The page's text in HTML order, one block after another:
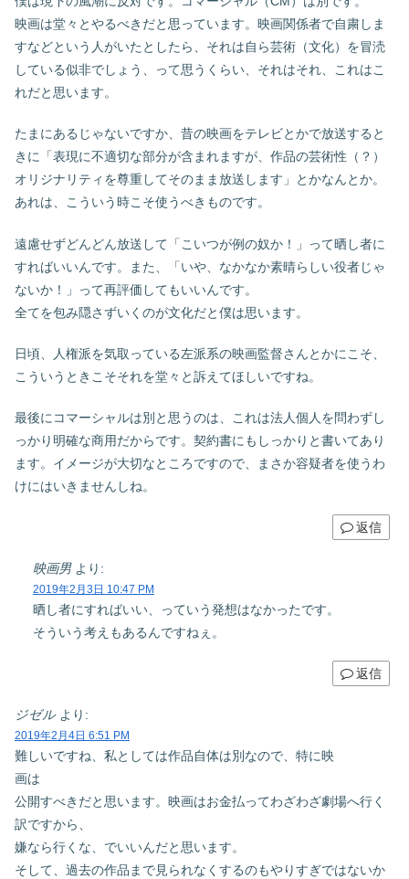
映画は堂々とやるべきだと思っています。映画関係者で自粛しま
すなどという人がいたとしたら、それは自ら芸術（文化）を冒涜
している似非でしょう、って思うくらい、それはそれ、これはこ
れだと思います。
たまにあるじゃないですか、昔の映画をテレビとかで放送すると
きに「表現に不適切な部分が含まれますが、作品の芸術性（？）
オリジナリティを尊重してそのまま放送します」とかなんとか。
あれは、こういう時こそ使うべきものです。
遠慮せずどんどん放送して「こいつが例の奴か！」って晒し者に
すればいいんです。また、「いや、なかなか素晴らしい役者じゃ
ないか！」って再評価してもいいんです。
全てを包み隠さずいくのが文化だと僕は思います。
日頃、人権派を気取っている左派系の映画監督さんとかにこそ、
こういうときこそそれを堂々と訴えてほしいですね。
最後にコマーシャルは別と思うのは、これは法人個人を問わずし
っかり明確な商用だからです。契約書にもしっかりと書いてあり
ます。イメージが大切なところですので、まさか容疑者を使うわ
けにはいきませんしね。
返信
映画男 より:
2019年2月3日 10:47 PM
晒し者にすればいい、っていう発想はなかったです。
そういう考えもあるんですねぇ。
返信
ジゼル より:
2019年2月4日 6:51 PM
難しいですね、私としては作品自体は別なので、特に映
画は
公開すべきだと思います。映画はお金払ってわざわざ劇場へ行く
訳ですから、
嫌なら行くな、でいいんだと思います。
そして、過去の作品まで見られなくするのもやりすぎではないか